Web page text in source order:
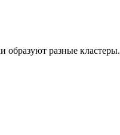
разные кластеры.